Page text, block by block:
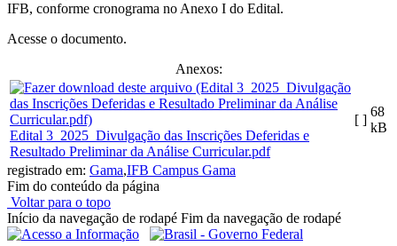
IFB, conforme cronograma no Anexo I do Edital.
Acesse o documento.
Anexos:
Edital 3_2025_Divulgação das Inscrições Deferidas e
Resultado Preliminar da Análise Curricular.pdf
[ ]
68
kB
registrado em: Gama,IFB Campus Gama
Fim do conteúdo da página
Voltar para o topo
Início da navegação de rodapé Fim da navegação de rodapé